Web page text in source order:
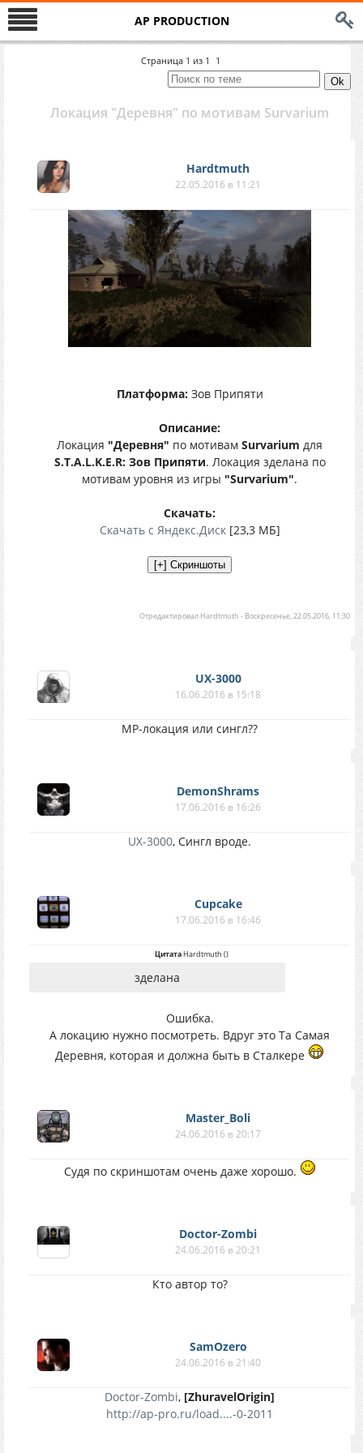
AP PRODUCTION
Страница 1 из 1 1
Локация "Деревня" по мотивам Survarium
Hardtmuth
22.05.2016 в 11:21
Платформа: Зов Припяти
Описание:
Локация "Деревня" по мотивам Survarium для
S.T.A.L.K.E.R: Зов Припяти. Локация зделана по
мотивам уровня из игры "Survarium".
Скачать:
Скачать с Яндекс.Диск[23,3 МБ]
Отредактировал Hardtmuth - Воскресенье, 22.05.2016, 11:30
UX-3000
16.06.2016 в 15:18
MP-локация или сингл??
DemonShrams
17.06.2016 в 16:26
UX-3000, Сингл вроде.
Cupcake
17.06.2016 в 16:46
ЦитатаHardtmuth ()
зделана
Ошибка.
А локацию нужно посмотреть. Вдруг это Та Самая
Деревня, которая и должна быть в Сталкере
Master_Boli
24.06.2016 в 20:17
Судя по скриншотам очень даже хорошо.
Doctor-Zombi
24.06.2016 в 20:21
Кто автор то?
SamOzero
24.06.2016 в 21:40
Doctor-Zombi, [ZhuravelOrigin]
http://ap-pro.ru/load....-0-2011